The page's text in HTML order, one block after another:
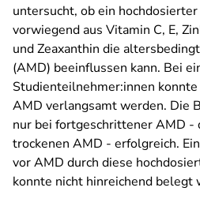
untersucht, ob ein
vorwiegend aus Vitamin C, E,
und Zeaxanthin die
(AMD) beeinflussen kann. Bei
Studienteilnehmer:innen
AMD verlangsamt werden. Die
nur bei fortgeschrittener AMD -
trockenen AMD - erfolgreich.
vor AMD durch diese
konnte nicht hinreichend belegt